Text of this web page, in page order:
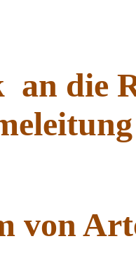
an die
von